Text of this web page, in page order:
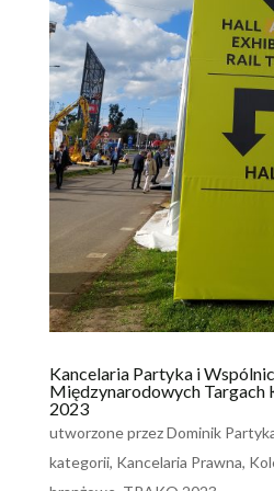
Kancelaria Partyka i
Międzynarodowych Targach
2023
utworzone przezDominik
kategorii, Kancelaria Prawna,